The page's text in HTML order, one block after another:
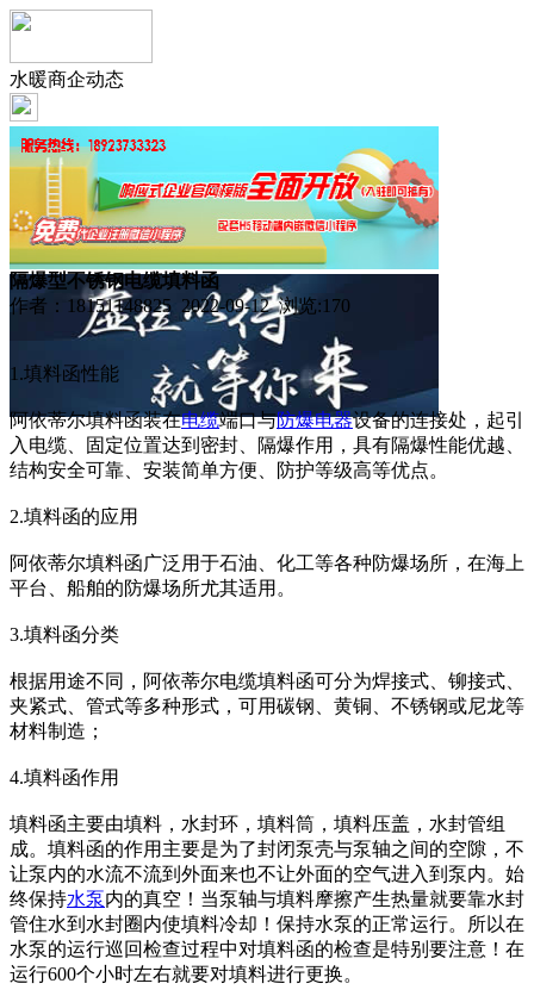
水暖商企动态
隔爆型不锈钢电缆填料函
作者：18151148825 2022-09-12 浏览:170
1.填料函性能
阿依蒂尔填料函装在电缆端口与防爆电器设备的连接处，起引
入电缆、固定位置达到密封、隔爆作用，具有隔爆性能优越、
结构安全可靠、安装简单方便、防护等级高等优点。
2.填料函的应用
阿依蒂尔填料函广泛用于石油、化工等各种防爆场所，在海上
平台、船舶的防爆场所尤其适用。
3.填料函分类
根据用途不同，阿依蒂尔电缆填料函可分为焊接式、铆接式、
夹紧式、管式等多种形式，可用碳钢、黄铜、不锈钢或尼龙等
材料制造；
4.填料函作用
填料函主要由填料，水封环，填料筒，填料压盖，水封管组
成。填料函的作用主要是为了封闭泵壳与泵轴之间的空隙，不
让泵内的水流不流到外面来也不让外面的空气进入到泵内。始
终保持水泵内的真空！当泵轴与填料摩擦产生热量就要靠水封
管住水到水封圈内使填料冷却！保持水泵的正常运行。所以在
水泵的运行巡回检查过程中对填料函的检查是特别要注意！在
运行600个小时左右就要对填料进行更换。